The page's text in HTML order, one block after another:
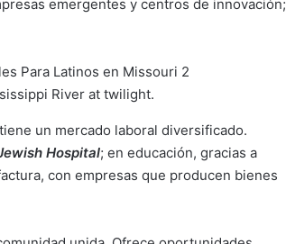
emergentes y centros de innovación;
River at twilight.
un mercado laboral diversificado.
Hospital; en educación, gracias a
con empresas que producen bienes